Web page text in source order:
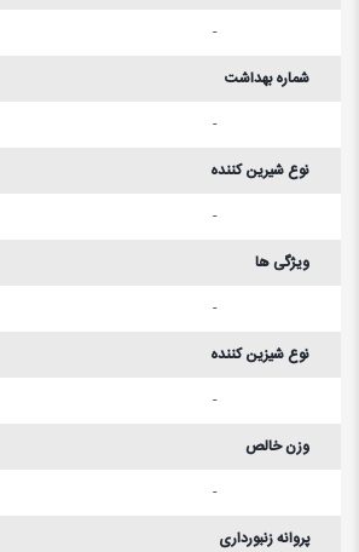
-
شماره بهداشت
-
نوع شیرین کننده
-
ویژگی ها
-
نوع شیزین کننده
-
وزن خالص
-
پروانه زنبورداری